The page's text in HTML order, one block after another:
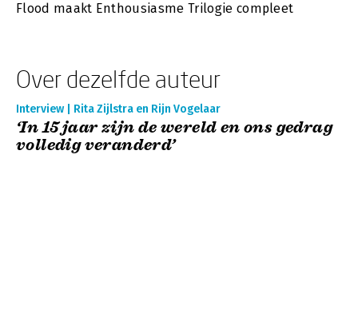
Flood maakt Enthousiasme Trilogie compleet
Over dezelfde auteur
Interview | Rita Zijlstra en Rijn Vogelaar
‘In 15 jaar zijn de wereld en ons gedrag
volledig veranderd’